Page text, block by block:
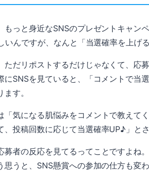
っと身近なSNSのプレゼントキャン
んですが、なんと「当選確率を上げ
だリポストするだけじゃなくて、応
SNSを見ていると、「コメントで当
す。
気になる肌悩みをコメントで教えて
投稿回数に応じて当選確率UP♪」とさ
者の反応を見てるってことですよね
うと、SNS懸賞への参加の仕方も変わ